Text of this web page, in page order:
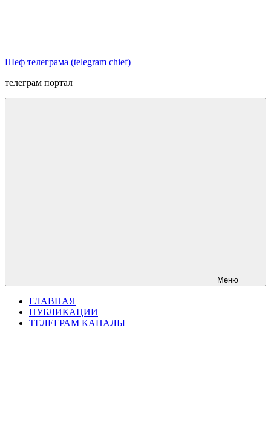
Шеф телеграма (telegram chief)
телеграм портал
Меню
ГЛАВНАЯ
ПУБЛИКАЦИИ
ТЕЛЕГРАМ КАНАЛЫ